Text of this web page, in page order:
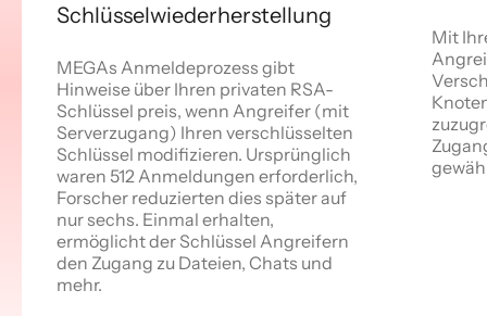
Schlüsselwiederherstellung
MEGAs Anmeldeprozess gibt
Hinweise über Ihren privaten RSA-
Schlüssel preis, wenn Angreifer (mit
Serverzugang) Ihren verschlüsselten
Schlüssel modifizieren. Ursprünglich
waren 512 Anmeldungen erforderlich,
Forscher reduzierten dies später auf
nur sechs. Einmal erhalten,
ermöglicht der Schlüssel Angreifern
den Zugang zu Dateien, Chats und
mehr.
Mit